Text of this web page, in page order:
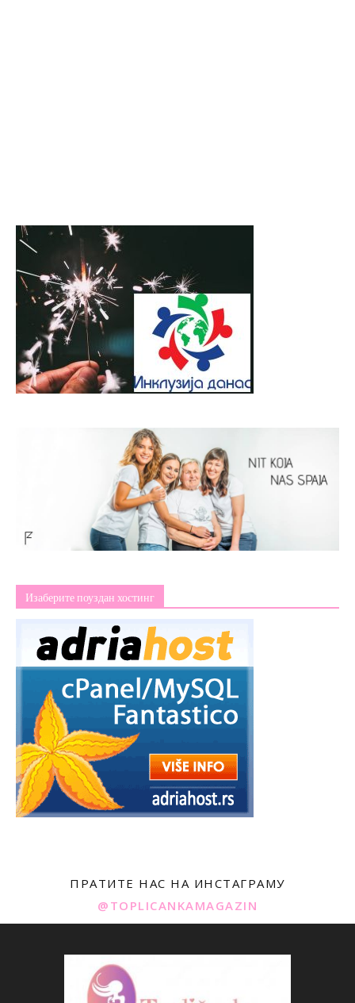
Изаберите поуздан хостинг
ПРАТИТЕ НАС НА ИНСТАГРАМУ
@TOPLICANKAMAGAZIN